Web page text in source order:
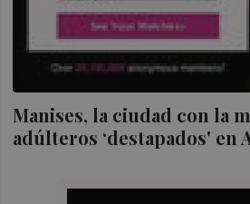
Manises, la ciudad con la
adúlteros ‘destapados' en